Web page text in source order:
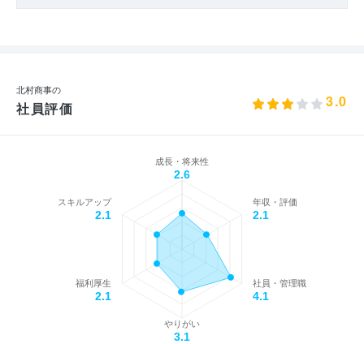
北村商事の
社員評価 3.0
成長・将来性
2.6
年収・評価
2.1
社員・管理職
4.1
やりがい
3.1
福利厚生
2.1
スキルアップ
2.1